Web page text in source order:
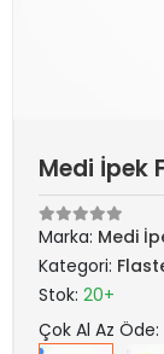
Medi İpek
Marka: Medi
Kategori:
Stok: 20+
Çok Al Az Öde: